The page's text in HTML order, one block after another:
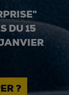
DU 15
?